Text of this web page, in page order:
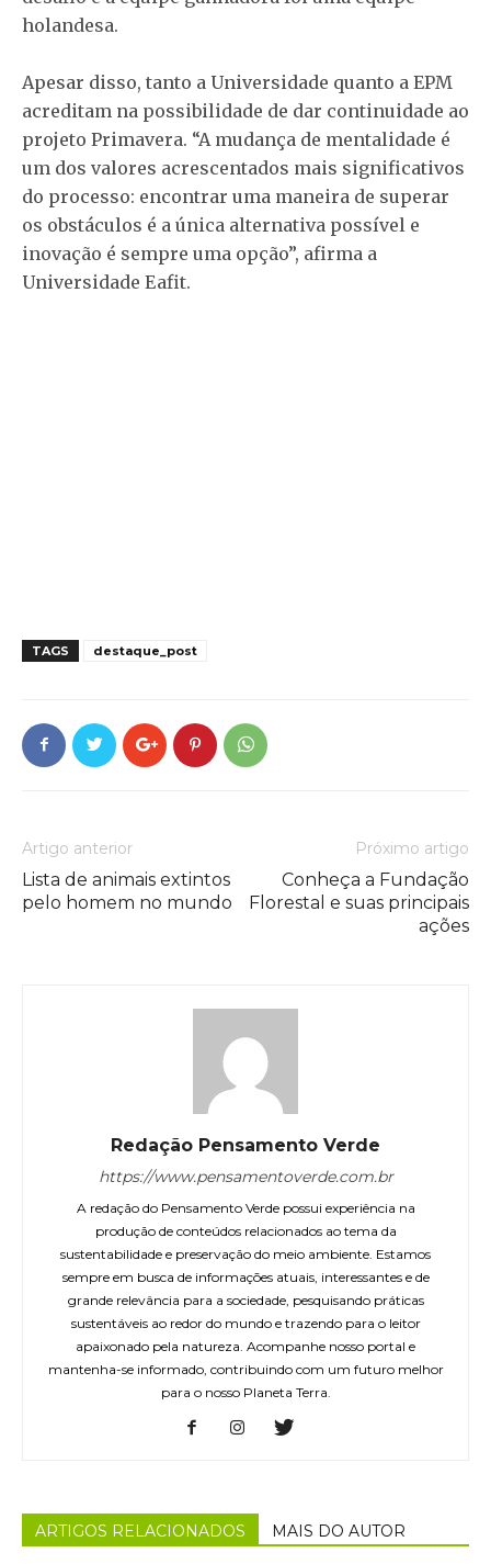
holandesa.
Apesar disso, tanto a Universidade quanto a EPM
acreditam na possibilidade de dar continuidade ao
projeto Primavera. “A mudança de mentalidade é
um dos valores acrescentados mais significativos
do processo: encontrar uma maneira de superar
os obstáculos é a única alternativa possível e
inovação é sempre uma opção”, afirma a
Universidade Eafit.
TAGS destaque_post
Artigo anterior
Lista de animais extintos
pelo homem no mundo
Próximo artigo
Conheça a Fundação
Florestal e suas principais
ações
Redação Pensamento Verde
https://www.pensamentoverde.com.br
A redação do Pensamento Verde possui experiência na
produção de conteúdos relacionados ao tema da
sustentabilidade e preservação do meio ambiente. Estamos
sempre em busca de informações atuais, interessantes e de
grande relevância para a sociedade, pesquisando práticas
sustentáveis ao redor do mundo e trazendo para o leitor
apaixonado pela natureza. Acompanhe nosso portal e
mantenha-se informado, contribuindo com um futuro melhor
para o nosso Planeta Terra.
ARTIGOS RELACIONADOS MAIS DO AUTOR